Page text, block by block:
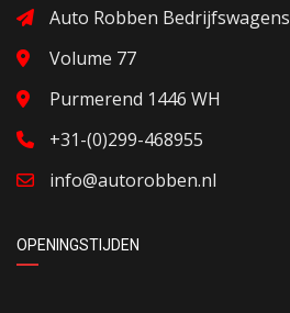
Auto Robben Bedrijfswagens
Volume 77
Purmerend 1446 WH
+31-(0)299-468955
info@autorobben.nl
OPENINGSTIJDEN